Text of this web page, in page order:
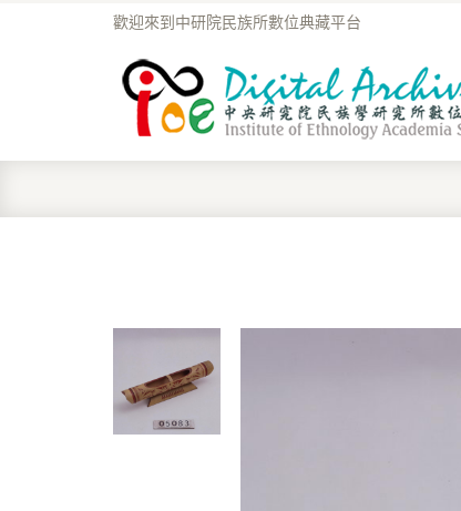
歡迎來到中研院民族所數位典藏平台